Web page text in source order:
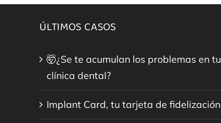
ÚLTIMOS CASOS
🤯¿Se te acumulan los problemas en tu
clínica dental?
Implant Card, tu tarjeta de fidelización